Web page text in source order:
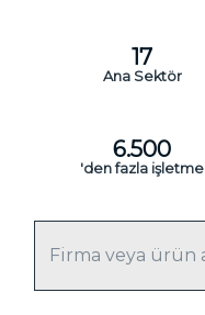
17
Ana Sektör
6.500
'den fazla işletme